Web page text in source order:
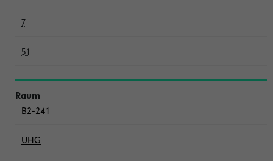
7
51
B2-241
UHG